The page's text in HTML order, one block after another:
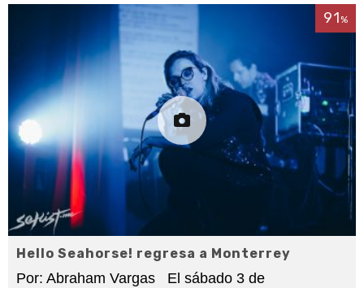
91%
Hello Seahorse! regresa a Monterrey
Por: Abraham Vargas El sábado 3 de